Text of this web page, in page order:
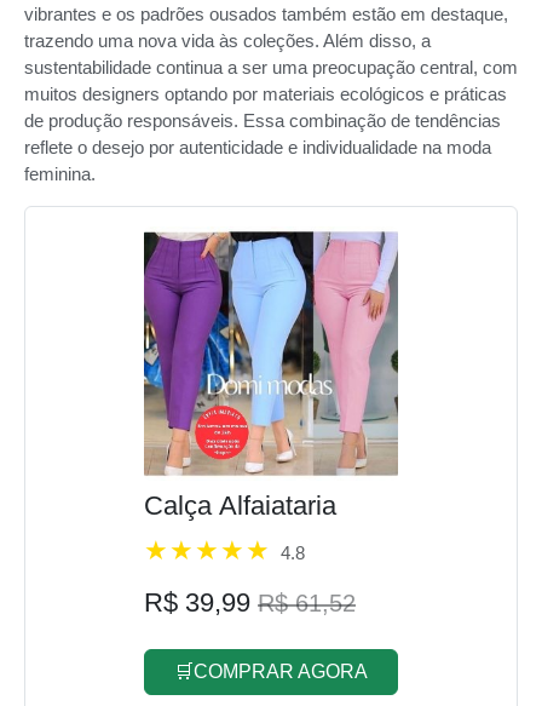
vibrantes e os padrões ousados também estão em destaque,
trazendo uma nova vida às coleções. Além disso, a
sustentabilidade continua a ser uma preocupação central, com
muitos designers optando por materiais ecológicos e práticas
de produção responsáveis. Essa combinação de tendências
reflete o desejo por autenticidade e individualidade na moda
feminina.
Calça Alfaiataria
4.8
R$ 39,99 R$ 61,52
🛒COMPRAR AGORA